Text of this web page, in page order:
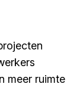
meer ruimte